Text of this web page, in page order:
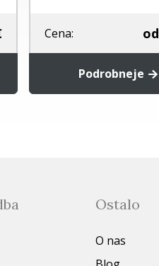
Cena: od
Podrobneje
Ostalo
O nas